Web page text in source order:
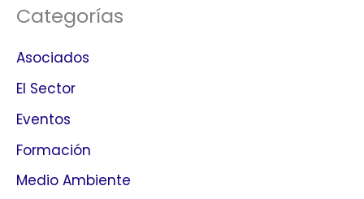
Categorías
Asociados
El Sector
Eventos
Formación
Medio Ambiente